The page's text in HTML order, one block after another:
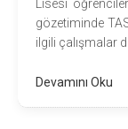
Lisesi
gözetiminde
ilgili çalışmalar
Devamını Oku